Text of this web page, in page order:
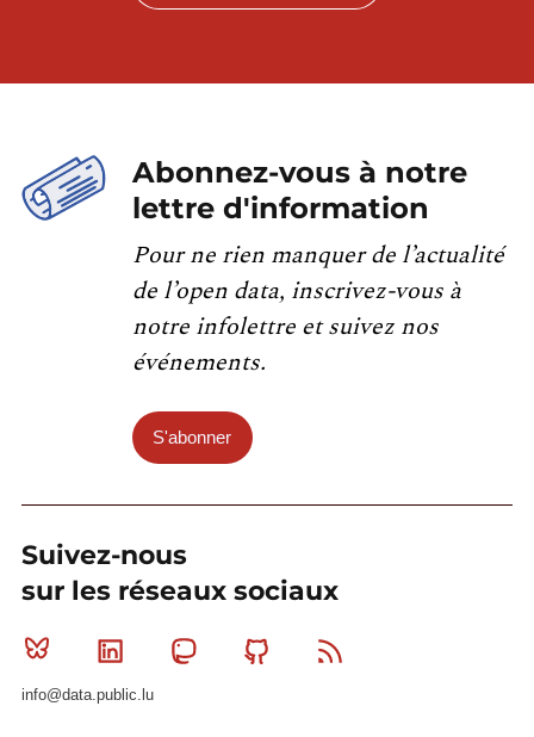
Abonnez-vous à notre
lettre d'information
Pour ne rien manquer de l’actualité
de l’open data, inscrivez-vous à
notre infolettre et suivez nos
événements.
S'abonner
Suivez-nous
sur les réseaux sociaux
Bluesky Linkedin MastodonGithub
info@data.public.lu